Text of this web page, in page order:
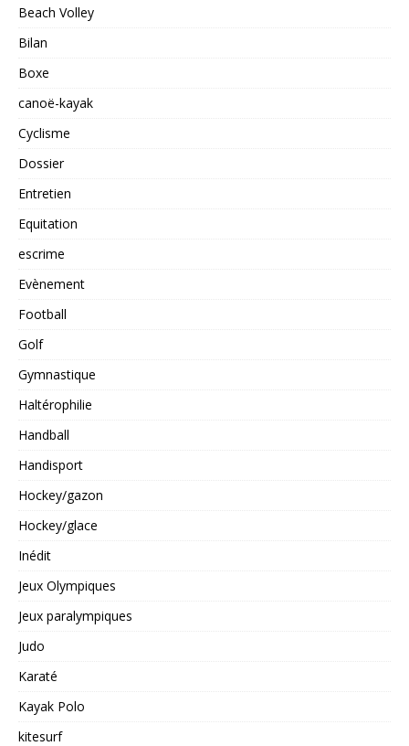
Beach Volley
Bilan
Boxe
canoë-kayak
Cyclisme
Dossier
Entretien
Equitation
escrime
Evènement
Football
Golf
Gymnastique
Haltérophilie
Handball
Handisport
Hockey/gazon
Hockey/glace
Inédit
Jeux Olympiques
Jeux paralympiques
Judo
Karaté
Kayak Polo
kitesurf